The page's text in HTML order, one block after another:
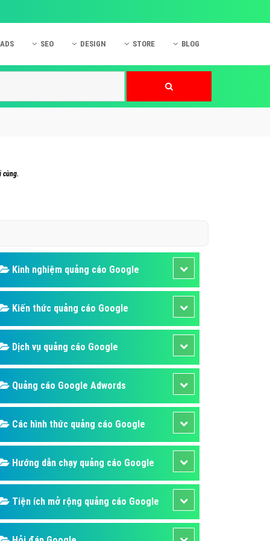
Domain & Hosting
phần mềm
quảng cáo TVC
quảng cáo Skype
Domain & Hosting
viết bài Marketing
cáo Youtube
quảng cáo Youtube
SEO DESIGN STORE BLOG
cùng.
Kinh nghiệm quảng cáo Google
Kiến thức quảng cáo Google
Dịch vụ quảng cáo Google
Quảng cáo Google Adwords
Các hình thức quảng cáo Google
Hướng dẫn chạy quảng cáo Google
Tiện ích mở rộng quảng cáo Google